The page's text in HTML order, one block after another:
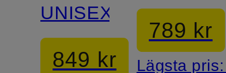
UNISEX
849 kr
789 kr
Lägsta